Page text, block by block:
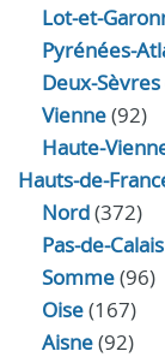
Lot-et-
Pyrénées-
Deux-Sèvres
Vienne(92)
Haute-
Hauts-de-
Nord(372)
Pas-de-Calais
Somme(96)
Oise(167)
Aisne(92)